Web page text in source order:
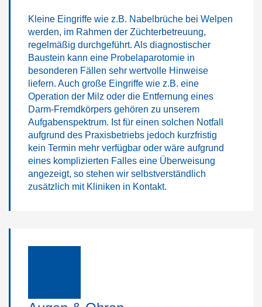
Kleine Eingriffe wie z.B. Nabelbrüche bei Welpen
werden, im Rahmen der Züchterbetreuung,
regelmäßig durchgeführt. Als diagnostischer
Baustein kann eine Probelaparotomie in
besonderen Fällen sehr wertvolle Hinweise
liefern. Auch große Eingriffe wie z.B. eine
Operation der Milz oder die Entfernung eines
Darm-Fremdkörpers gehören zu unserem
Aufgabenspektrum. Ist für einen solchen Notfall
aufgrund des Praxisbetriebs jedoch kurzfristig
kein Termin mehr verfügbar oder wäre aufgrund
eines komplizierten Falles eine Überweisung
angezeigt, so stehen wir selbstverständlich
zusätzlich mit Kliniken in Kontakt.